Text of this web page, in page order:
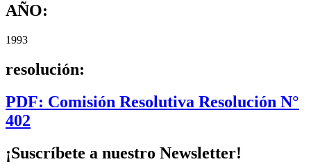
AÑO:
1993
resolución:
PDF: Comisión Resolutiva Resolución N°
402
¡Suscríbete a nuestro Newsletter!